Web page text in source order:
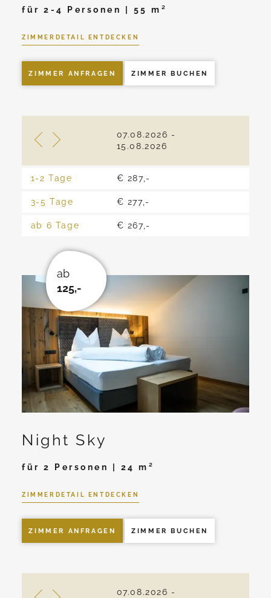
für 2-4 Personen | 55 m²
ZIMMERDETAIL ENTDECKEN
ZIMMER ANFRAGEN ZIMMER BUCHEN
07.08.2026 -
15.08.2026
1-2 Tage
3-5 Tage
ab 6 Tage
€ 287,-
€ 277,-
€ 267,-
ab
125,-
Night Sky
für 2 Personen | 24 m²
ZIMMERDETAIL ENTDECKEN
ZIMMER ANFRAGEN ZIMMER BUCHEN
07.08.2026 -